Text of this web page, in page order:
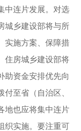
连片发展。对选
城乡建设部将与所
实施方案、保障措
住房城乡建设部将
助资金安排优先向
至省（自治区、
地也应将集中连片
织实施。要注重可